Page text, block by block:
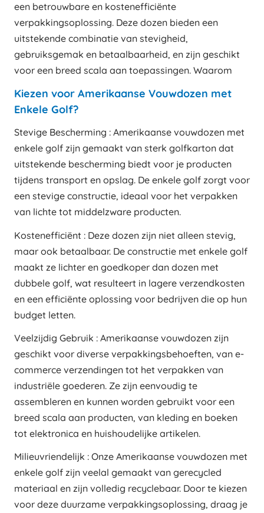
een betrouwbare en kostenefficiënte
verpakkingsoplossing. Deze dozen bieden een
uitstekende combinatie van stevigheid,
gebruiksgemak en betaalbaarheid, en zijn geschikt
voor een breed scala aan toepassingen. Waarom
Kiezen voor Amerikaanse Vouwdozen met
Enkele Golf?
Stevige Bescherming : Amerikaanse vouwdozen met
enkele golf zijn gemaakt van sterk golfkarton dat
uitstekende bescherming biedt voor je producten
tijdens transport en opslag. De enkele golf zorgt voor
een stevige constructie, ideaal voor het verpakken
van lichte tot middelzware producten.
Kostenefficiënt : Deze dozen zijn niet alleen stevig,
maar ook betaalbaar. De constructie met enkele golf
maakt ze lichter en goedkoper dan dozen met
dubbele golf, wat resulteert in lagere verzendkosten
en een efficiënte oplossing voor bedrijven die op hun
budget letten.
Veelzijdig Gebruik : Amerikaanse vouwdozen zijn
geschikt voor diverse verpakkingsbehoeften, van e-
commerce verzendingen tot het verpakken van
industriële goederen. Ze zijn eenvoudig te
assembleren en kunnen worden gebruikt voor een
breed scala aan producten, van kleding en boeken
tot elektronica en huishoudelijke artikelen.
Milieuvriendelijk : Onze Amerikaanse vouwdozen met
enkele golf zijn veelal gemaakt van gerecycled
materiaal en zijn volledig recyclebaar. Door te kiezen
voor deze duurzame verpakkingsoplossing, draag je